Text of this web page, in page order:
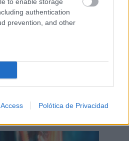
authentication
prevention, and other
Polótica de Privacidad